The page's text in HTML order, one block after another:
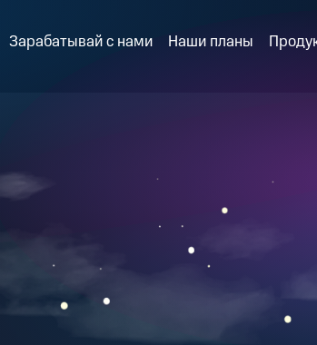
Зарабатывай с нами Наши планы